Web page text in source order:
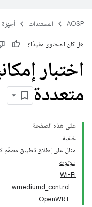
AOSP المستندات أجهزة Android
هل كان المحتوى مفيدًا؟
اختبار
متعددة
على هذه الصفحة
خلفية
مثال على إطلاق تطبيق مصمّم
بلوتوث
Wi-Fi
wmediumd_control
OpenWRT